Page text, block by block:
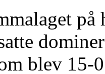
blev 15-